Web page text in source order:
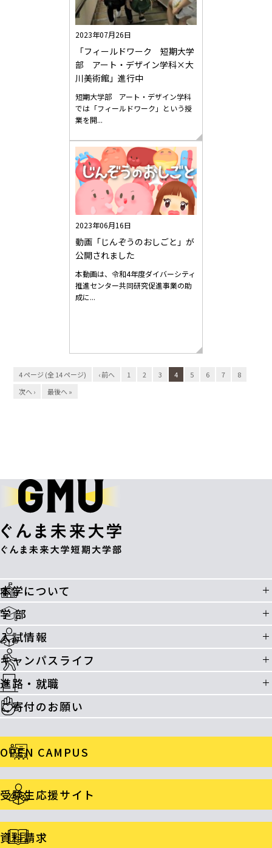
2023年07月26日
「フィールドワーク 短期大学
部 アート・デザイン学科×大
川美術館」進行中
短期大学部 アート・デザイン学科
では「フィールドワーク」という授
業を開...
2023年06月16日
動画「じんぞうのおしごと」が
公開されました
本動画は、令和4年度ダイバーシティ
推進センター共同研究促進事業の助
成に...
4 ページ (全 14 ページ) ‹ 前へ 1 2 3 4 5 6 7
8
次へ ›
最後へ »
本学について
学 部
入試情報
キャンパスライフ
進路・就職
ご寄付のお願い
OPEN CAMPUS
受験生応援サイト
資料請求